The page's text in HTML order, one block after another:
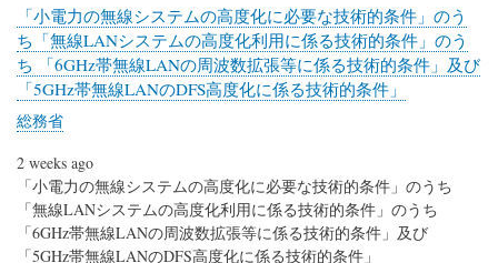
「小電力の無線システムの高度化に必要な技術的条件」のう
ち「無線LANシステムの高度化利用に係る技術的条件」のう
ち 「6GHz帯無線LANの周波数拡張等に係る技術的条件」及び
「5GHz帯無線LANのDFS高度化に係る技術的条件」
総務省
2 weeks ago
「小電力の無線システムの高度化に必要な技術的条件」のうち
「無線LANシステムの高度化利用に係る技術的条件」のうち
「6GHz帯無線LANの周波数拡張等に係る技術的条件」及び
「5GHz帯無線LANのDFS高度化に係る技術的条件」